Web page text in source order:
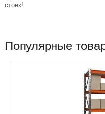
стоек!
Популярные